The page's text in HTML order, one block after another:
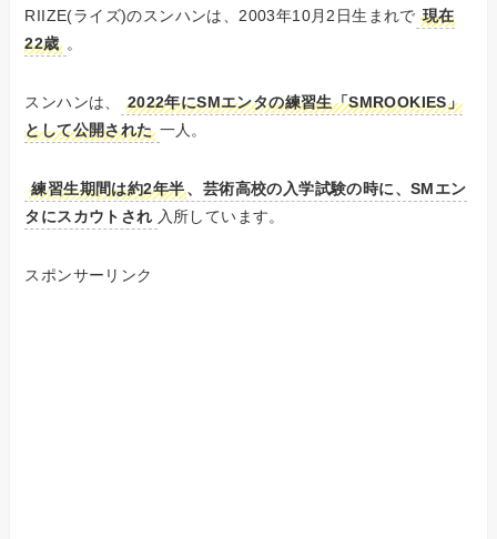
RIIZE(ライズ)のスンハンは、2003年10月2日生まれで 現在
22歳 。
スンハンは、
2022年にSMエンタの練習生「SMROOKIES」
として公開された 一人。
練習生期間は約2年半、芸術高校の入学試験の時に、SMエン
タにスカウトされ 入所しています。
スポンサーリンク